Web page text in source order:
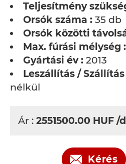
Teljesítmény
Orsók száma : 35 db
Orsók közötti
Max. fúrási mélység :
Gyártási év : 2013
Leszállítás /
nélkül
Ár : 2551500.00 HUF /
Kérés